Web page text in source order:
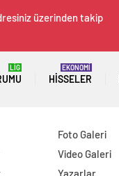
üzerinden takip
LİG
HISSELER
EKONOMİ
Foto Galeri
Video Galeri
Yazarlar